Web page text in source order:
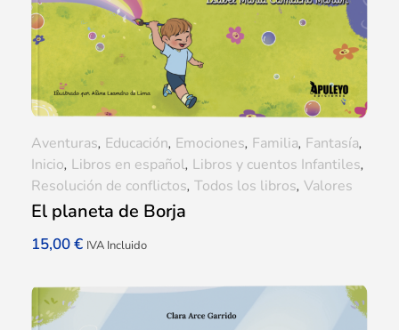
El planeta de Borja
15,00€ IVA Incluido
Aventuras, Educación, Emociones, Familia, Fantasía,
Inicio, Libros en español, Libros y cuentos Infantiles,
Resolución de conflictos, Todos los libros, Valores